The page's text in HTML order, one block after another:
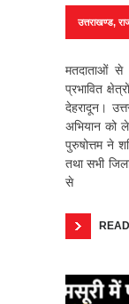
उत्तराखण्ड,
मतदाताओं से
प्रभावित
देहरादून।
अभियान को
पुरुषोत्तम ने
तथा सभी
से